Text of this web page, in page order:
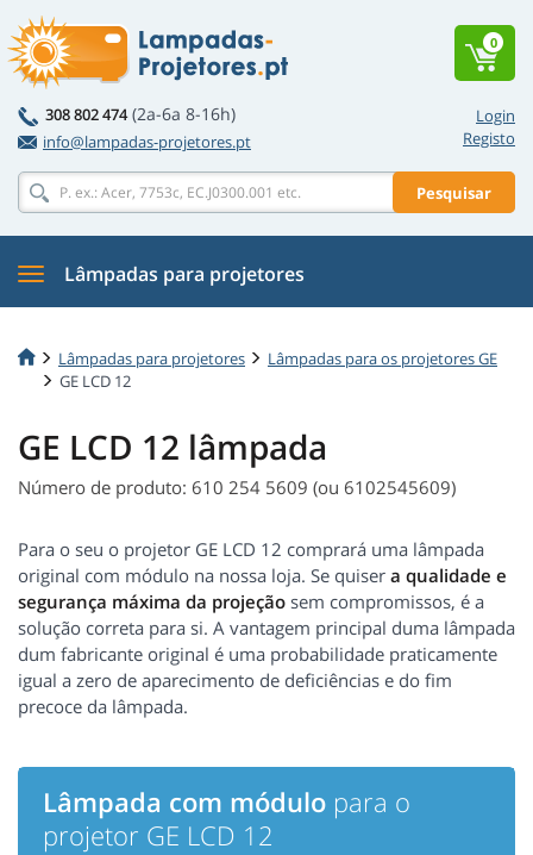
Login
Registo
308 802 474 (2a-6a 8-16h)
info@lampadas-projetores.pt
Pesquisar
0
Lâmpadas para projetores
Lâmpadas para projetores
Lâmpadas para os projetores GE
GE LCD 12
GE LCD 12 lâmpada
Número de produto: 610 254 5609 (ou 6102545609)
Para o seu o projetor GE LCD 12 comprará uma lâmpada
original com módulo na nossa loja. Se quiser a qualidade e
segurança máxima da projeção sem compromissos, é a
solução correta para si. A vantagem principal duma lâmpada
dum fabricante original é uma probabilidade praticamente
igual a zero de aparecimento de deficiências e do fim
precoce da lâmpada.
Lâmpada com módulo para o
projetor GE LCD 12